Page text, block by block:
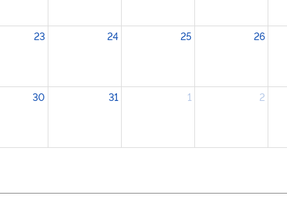
23 24 25 26
30 31 1 2